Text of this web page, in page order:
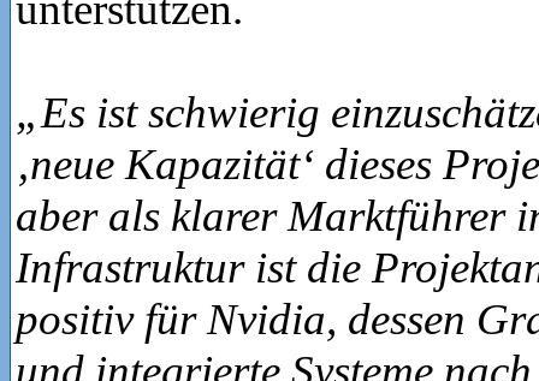
„Es ist schwierig
‚neue Kapazität‘ dieses
aber als klarer Marktführer
Infrastruktur ist die
positiv für Nvidia, dessen
und integrierte Systeme